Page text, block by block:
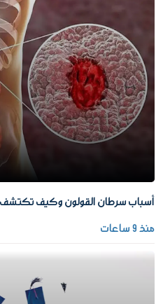
أسباب سرطان القولون وكيف
منذ 9 ساعات